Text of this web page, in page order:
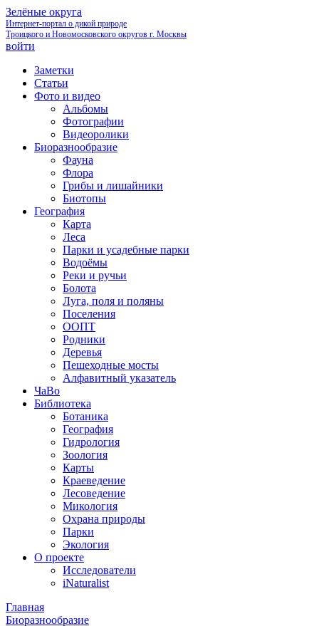
Зелёные округа
Интернет-портал о дикой природе
Троицкого и Новомосковского округов г. Москвы
войти
Заметки
Статьи
Фото и видео
Альбомы
Фотографии
Видеоролики
Биоразнообразие
Фауна
Флора
Грибы и лишайники
Биотопы
География
Карта
Леса
Парки и усадебные парки
Водоёмы
Реки и ручьи
Болота
Луга, поля и поляны
Поселения
ООПТ
Родники
Деревья
Пешеходные мосты
Алфавитный указатель
ЧаВо
Библиотека
Ботаника
География
Гидрология
Зоология
Карты
Краеведение
Лесоведение
Микология
Охрана природы
Парки
Экология
О проекте
Исследователи
iNaturalist
Главная
Биоразнообразие